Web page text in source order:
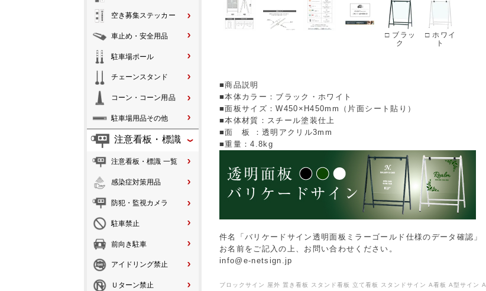
空き募集ステッカー
車止め・安全用品
駐車場ポール
チェーンスタンド
コーン・コーン用品
駐車場用品その他
注意看板・標識
注意看板・標識 一覧
感染症対策用品
防犯・監視カメラ
駐車禁止
前向き駐車
アイドリング禁止
Ｕターン禁止
□ ブラッ
ク
□ ホワイ
ト
■商品説明
■本体カラー：ブラック・ホワイト
■面板サイズ：W450×H450mm（片面シート貼り）
■本体材質：スチール塗装仕上
■面 板 ：透明アクリル3mm
■重量：4.8kg
件名「バリケードサイン透明面板ミラーゴールド仕様のデータ確認」
お名前をご記入の上、お問い合わせください。
info@e-netsign.jp
ブロックサイン 屋外 置き看板 スタンド看板 立て看板 スタンドサイン A看板 A型サイン A